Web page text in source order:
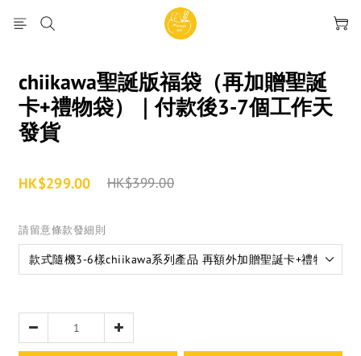
chiikawa聖誕版福袋（再加贈聖誕
卡+禮物袋）｜付款後3-7個工作天
發貨
HK$299.00 HK$399.00
請留意條款發細則